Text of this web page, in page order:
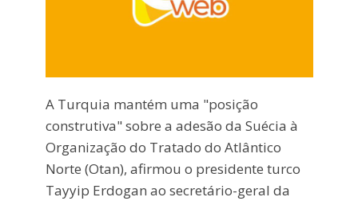
A Turquia mantém uma "posição
construtiva" sobre a adesão da Suécia à
Organização do Tratado do Atlântico
Norte (Otan), afirmou o presidente turco
Tayyip Erdogan ao secretário-geral da